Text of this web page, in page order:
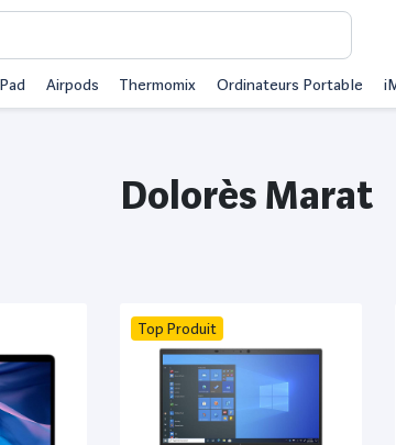
Airpods Thermomix Ordinateurs Portable
Dolorès Marat
Top Produit